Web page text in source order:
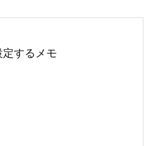
するメモ